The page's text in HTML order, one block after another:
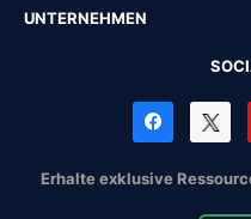
UNTERNEHMEN
Erhalte exklusive